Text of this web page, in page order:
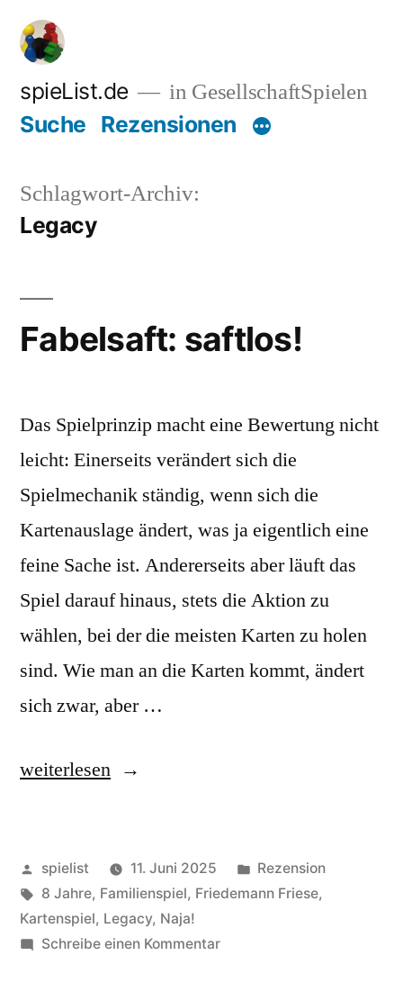
Zum
Inhalt
springen
spieList.de in GesellschaftSpielen
Suche Rezensionen
Schlagwort-Archiv:
Legacy
Fabelsaft: saftlos!
Das Spielprinzip macht eine Bewertung nicht
leicht: Einerseits verändert sich die
Spielmechanik ständig, wenn sich die
Kartenauslage ändert, was ja eigentlich eine
feine Sache ist. Andererseits aber läuft das
Spiel darauf hinaus, stets die Aktion zu
wählen, bei der die meisten Karten zu holen
sind. Wie man an die Karten kommt, ändert
sich zwar, aber …
„Fabelsaft:
weiterlesen
Veröffentlicht
von
spielist 11. Juni 2025
Veröffentlicht
in
Rezension
Schlagwörter:
8 Jahre, Familienspiel, Friedemann Friese,
Kartenspiel, Legacy, Naja!
Schreibe einen Kommentarzu